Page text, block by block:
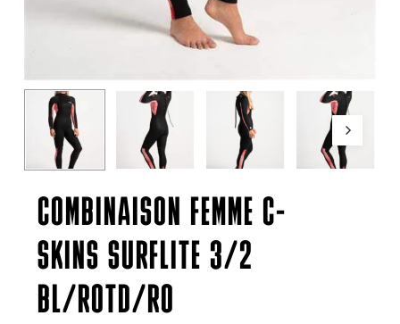
COMBINAISON FEMME C-
SKINS SURFLITE 3/2
BL/ROTD/RO